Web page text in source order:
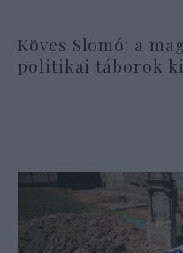
Köves Slomó: a
politikai táborok